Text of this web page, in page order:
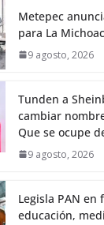
Metepec
para La
9 agosto, 2026
Tunden a
cambiar
Que se ocupe
9 agosto, 2026
Legisla PAN en
educación,